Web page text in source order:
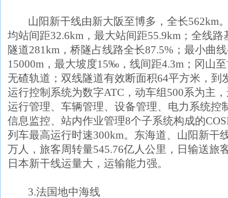
山阳新干线由新大阪至博多，全长562km
均站间距32.6km ，最大站间距55.9km ；全线路
隧道281km ，桥隧占线路全长87.5% ；最小曲
15000m ，最大坡度15‰，线间距4.3m ；冈山
无碴轨道；双线隧道有效断面积64平方米，到
运行控制系统为数字ATC ，动车组500系为主
运行管理、车辆管理、设备管理、电力系统控
信息监控、站内作业管理8个子系统构成的
列车最高运行时速300km。东海道、山阳新干
万人，旅客周转量545.76亿人公里，日输送旅
日本新干线运量大，运输能力强。
3.法国地中海线